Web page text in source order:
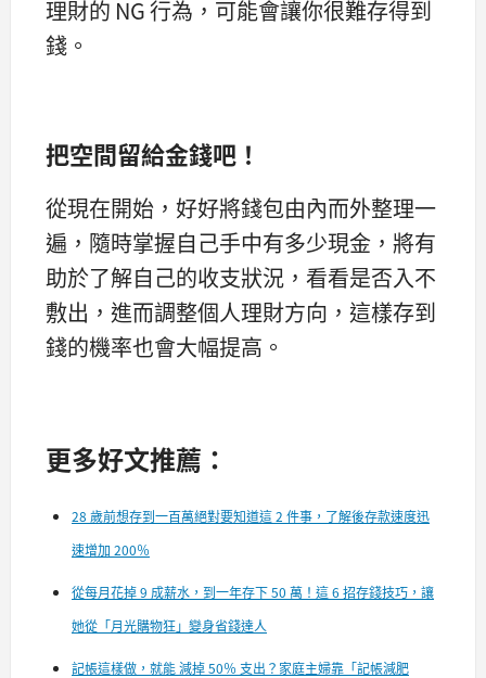
理財的 NG 行為，可能會讓你很難存得到
錢。
把空間留給金錢吧！
從現在開始，好好將錢包由內而外整理一
遍，隨時掌握自己手中有多少現金，將有
助於了解自己的收支狀況，看看是否入不
敷出，進而調整個人理財方向，這樣存到
錢的機率也會大幅提高。
更多好文推薦：
28 歲前想存到一百萬絕對要知道這 2 件事，了解後存款速度迅
速增加 200％
從每月花掉 9 成薪水，到一年存下 50 萬！這 6 招存錢技巧，讓
她從「月光購物狂」變身省錢達人
記帳這樣做，就能 減掉 50％ 支出？家庭主婦靠「記帳減肥